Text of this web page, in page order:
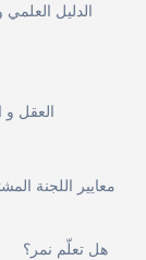
الدليل العلمي
العقل و
معايير اللجنة
هل تعلّم نمر؟